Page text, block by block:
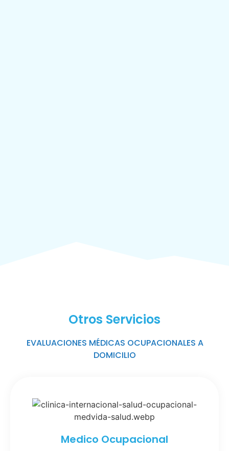
Otros Servicios
EVALUACIONES MÉDICAS OCUPACIONALES A
DOMICILIO
Medico Ocupacional